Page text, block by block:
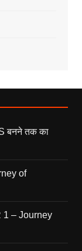
बनने तक का
of
1 – Journey